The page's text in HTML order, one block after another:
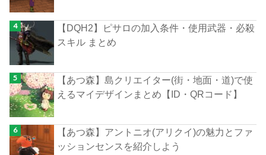
【DQH2】ピサロの加入条件・使用武器・必殺
スキル まとめ
【あつ森】島クリエイター(街・地面・道)で使
えるマイデザインまとめ【ID・QRコード】
【あつ森】アントニオ(アリクイ)の魅力とファ
ッションセンスを紹介しよう